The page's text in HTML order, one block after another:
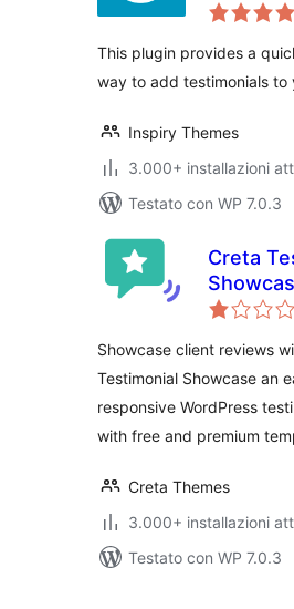
This plugin provides a
way to add testimonials to
Inspiry Themes
3.000+ installazioni
Testato con WP 7.0.3
Creta
Showcase client reviews
Testimonial Showcase an
responsive WordPress
with free and premium
Creta Themes
3.000+ installazioni
Testato con WP 7.0.3